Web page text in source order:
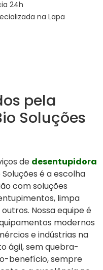
24h
na Lapa
pela
Soluções
de desentupidora
é a escolha
com soluções
limpa
Nossa equipe é
modernos
e indústrias na
ágil, sem quebra-
benefício, sempre